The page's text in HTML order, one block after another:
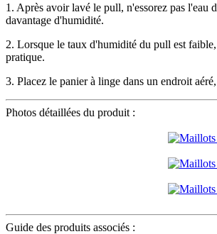
1. Après avoir lavé le pull, n'essorez pas l'eau
davantage d'humidité.
2. Lorsque le taux d'humidité du pull est
pratique.
3. Placez le panier à linge dans un endroit
Photos détaillées du produit :
Guide des produits associés :